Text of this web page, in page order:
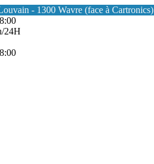
- 1300 Wavre (face à Cartronics)
24H